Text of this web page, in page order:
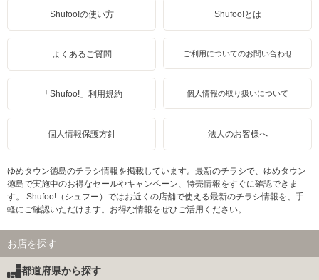
Shufoo!の使い方 Shufoo!とは
よくあるご質問 ご利用についてのお問い合わせ
「Shufoo!」利用規約 個人情報の取り扱いについて
個人情報保護方針 法人のお客様へ
ゆめタウン徳島のチラシ情報を掲載しています。最新のチラシで、ゆめタウン
徳島で実施中のお得なセールやキャンペーン、特売情報をすぐに確認できま
す。 Shufoo!（シュフー）ではお近くの店舗で使える最新のチラシ情報を、手
軽にご確認いただけます。お得な情報をぜひご活用ください。
お店を探す
都道府県から探す